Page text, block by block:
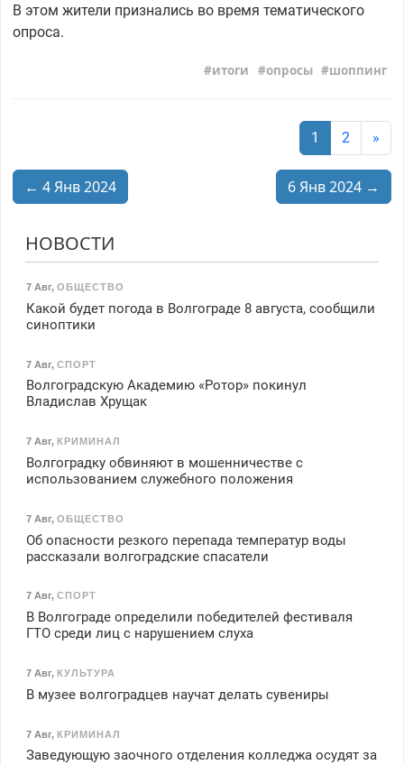
В этом жители признались во время тематического
опроса.
итоги опросы шоппинг
1 2 »
← 4 Янв 2024 6 Янв 2024 →
НОВОСТИ
7 Авг, ОБЩЕСТВО
Какой будет погода в Волгограде 8 августа, сообщили
синоптики
7 Авг, СПОРТ
Волгоградскую Академию «Ротор» покинул
Владислав Хрущак
7 Авг, КРИМИНАЛ
Волгоградку обвиняют в мошенничестве с
использованием служебного положения
7 Авг, ОБЩЕСТВО
Об опасности резкого перепада температур воды
рассказали волгоградские спасатели
7 Авг, СПОРТ
В Волгограде определили победителей фестиваля
ГТО среди лиц с нарушением слуха
7 Авг, КУЛЬТУРА
В музее волгоградцев научат делать сувениры
7 Авг, КРИМИНАЛ
Заведующую заочного отделения колледжа осудят за